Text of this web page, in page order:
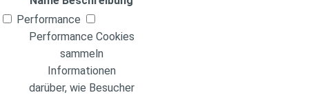
Performance
Performance Cookies
sammeln
Informationen
darüber, wie Besucher